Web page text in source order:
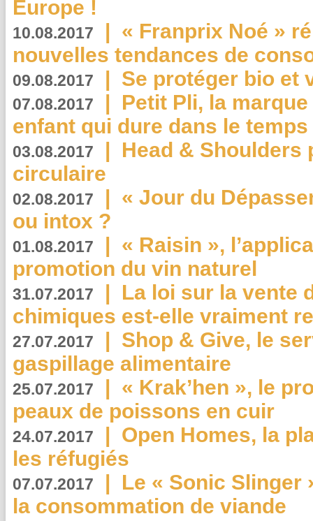
Europe !
10.08.2017 | « Franprix Noé »
nouvelles tendances de
09.08.2017 | Se protéger bio et
07.08.2017 | Petit Pli, la
enfant qui dure dans le temps
03.08.2017 | Head & Shoulders
circulaire
02.08.2017 | « Jour du
ou intox ?
01.08.2017 | « Raisin »,
promotion du vin naturel
31.07.2017 | La loi sur la vente
chimiques est-elle vraiment
27.07.2017 | Shop & Give, le
gaspillage alimentaire
25.07.2017 | « Krak’hen », le
peaux de poissons en cuir
24.07.2017 | Open Homes, la
les réfugiés
07.07.2017 | Le « Sonic Slinger
la consommation de viande